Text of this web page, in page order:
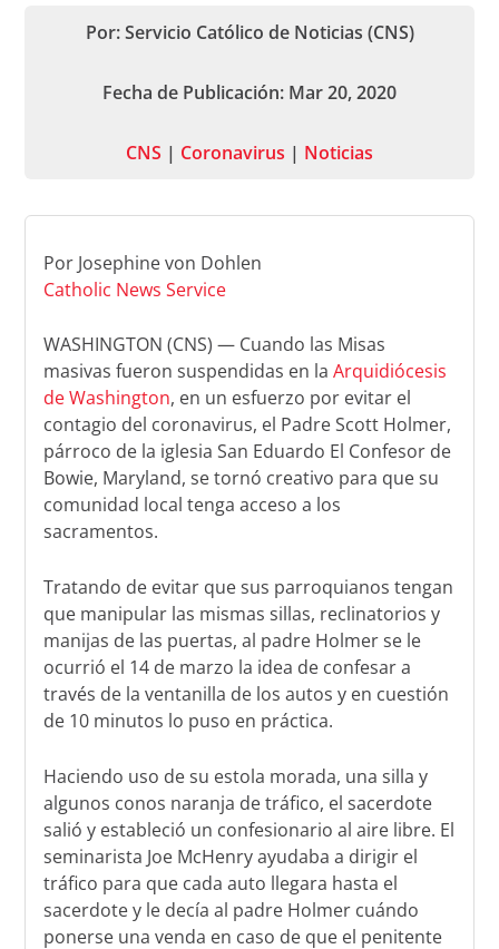
Por: Servicio Católico de Noticias (CNS)
Fecha de Publicación: Mar 20, 2020
CNS | Coronavirus | Noticias
Por Josephine von Dohlen
Catholic News Service
WASHINGTON (CNS) — Cuando las Misas
masivas fueron suspendidas en laArquidiócesis
de Washington, en un esfuerzo por evitar el
contagio del coronavirus, el Padre Scott Holmer,
párroco de la iglesia San Eduardo El Confesor de
Bowie, Maryland, se tornó creativo para que su
comunidad local tenga acceso a los
sacramentos.
Tratando de evitar que sus parroquianos tengan
que manipular las mismas sillas, reclinatorios y
manijas de las puertas, al padre Holmer se le
ocurrió el 14 de marzo la idea de confesar a
través de la ventanilla de los autos y en cuestión
de 10 minutos lo puso en práctica.
Haciendo uso de su estola morada, una silla y
algunos conos naranja de tráfico, el sacerdote
salió y estableció un confesionario al aire libre. El
seminarista Joe McHenry ayudaba a dirigir el
tráfico para que cada auto llegara hasta el
sacerdote y le decía al padre Holmer cuándo
ponerse una venda en caso de que el penitente